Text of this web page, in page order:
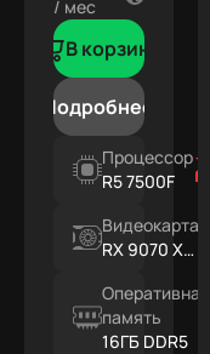
/ мес
В корзину
Подробнее
Процессор
R5 7500F
Видеокарта
RX 9070 XT
Оперативная
память
16ГБ DDR5